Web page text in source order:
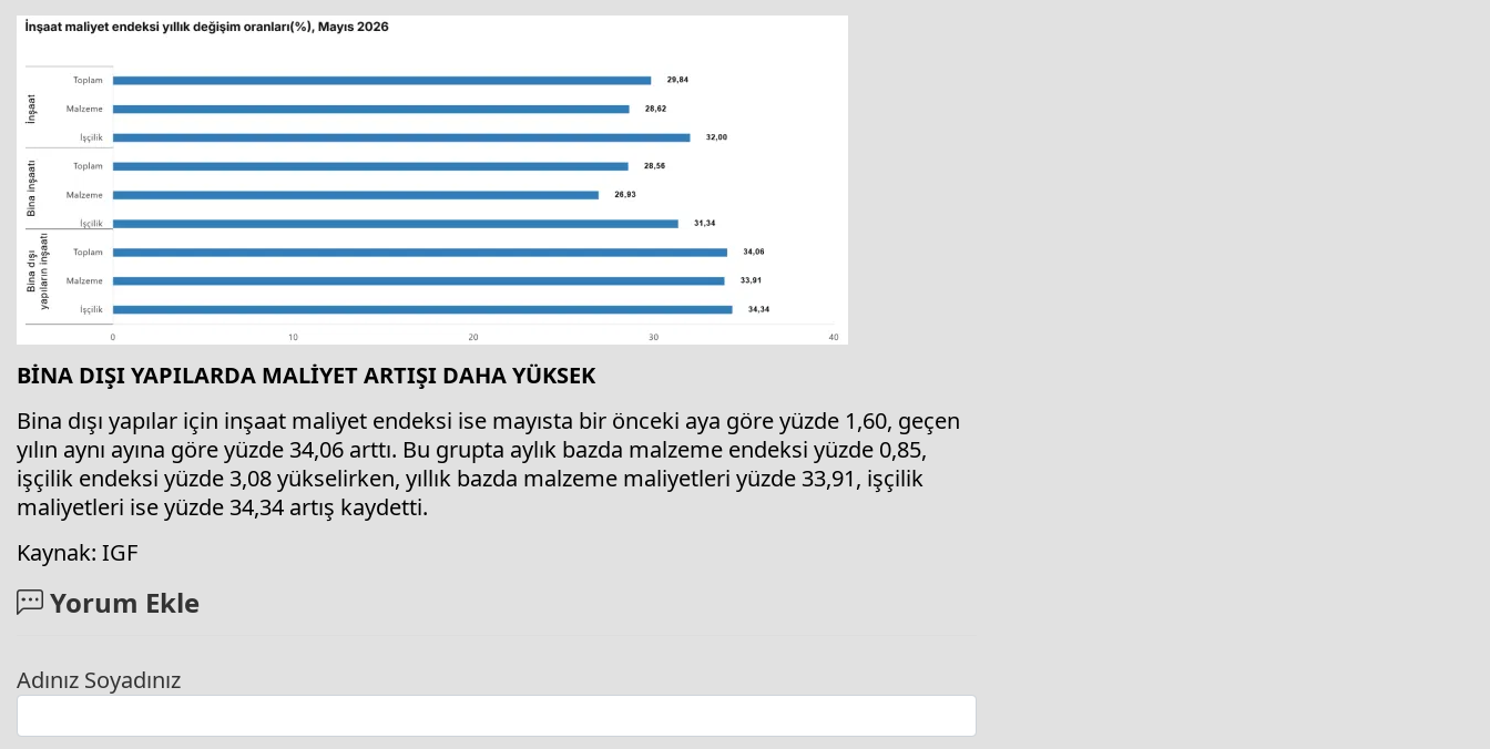
BİNA DIŞI YAPILARDA MALİYET ARTIŞI DAHA YÜKSEK
Bina dışı yapılar için inşaat maliyet endeksi ise mayısta bir önceki aya göre yüzde 1,60, geçen
yılın aynı ayına göre yüzde 34,06 arttı. Bu grupta aylık bazda malzeme endeksi yüzde 0,85,
işçilik endeksi yüzde 3,08 yükselirken, yıllık bazda malzeme maliyetleri yüzde 33,91, işçilik
maliyetleri ise yüzde 34,34 artış kaydetti.
Kaynak: IGF
Yorum Ekle
Adınız Soyadınız